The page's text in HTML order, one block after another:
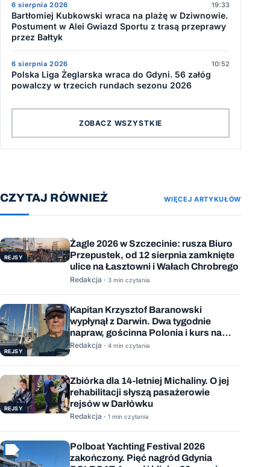
6 sierpnia 2026 19:33
Bartłomiej Kubkowski wraca na plażę w Dziwnowie.
Postument w Alei Gwiazd Sportu z trasą przeprawy
przez Bałtyk
6 sierpnia 2026 10:52
Polska Liga Żeglarska wraca do Gdyni. 56 załóg
powalczy w trzecich rundach sezonu 2026
ZOBACZ WSZYSTKIE
CZYTAJ RÓWNIEŻ WIĘCEJ ARTYKUŁÓW
REJSY
Żagle 2026 w Szczecinie: rusza Biuro
Przepustek, od 12 sierpnia zamknięte
ulice na Łasztowni i Wałach Chrobrego
Redakcja · 3 min czytania
REJSY
Kapitan Krzysztof Baranowski
wypłynął z Darwin. Dwa tygodnie
napraw, gościnna Polonia i kurs na
Mauritius
Redakcja · 4 min czytania
REJSY
Zbiórka dla 14-letniej Michaliny. O jej
rehabilitacji słyszą pasażerowie
rejsów w Darłówku
Redakcja · 1 min czytania
Polboat Yachting Festival 2026
zakończony. Pięć nagród Gdynia